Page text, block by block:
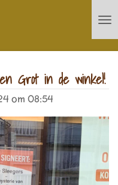
Grot in de winkel!
om 08:54